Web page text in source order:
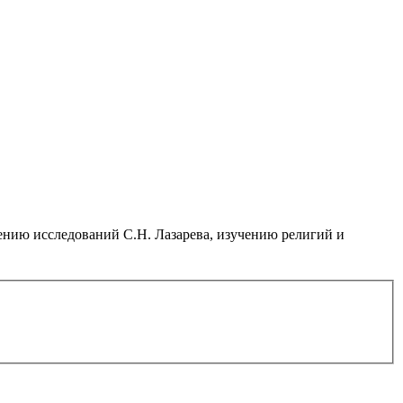
исследований С.Н. Лазарева, изучению религий и